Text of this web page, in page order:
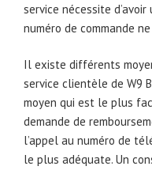
service nécessite
numéro de commande
Il existe différents
service clientèle de W9
moyen qui est le plus
demande de
l’appel au numéro de
le plus adéquate. Un